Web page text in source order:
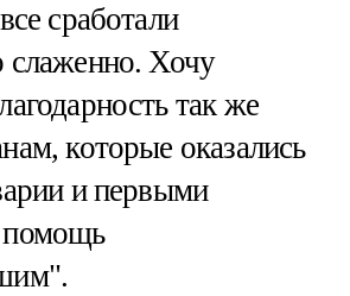
сработали
слаженно. Хочу
так же
которые оказались
и первыми